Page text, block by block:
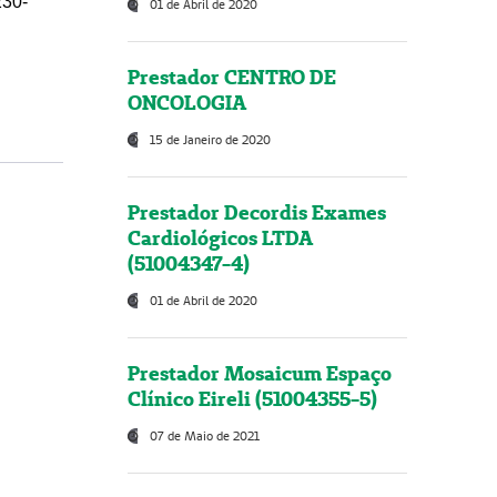
01 de Abril de 2020
Prestador CENTRO DE
ONCOLOGIA
15 de Janeiro de 2020
Prestador Decordis Exames
Cardiológicos LTDA
(51004347-4)
01 de Abril de 2020
Prestador Mosaicum Espaço
Clínico Eireli (51004355-5)
07 de Maio de 2021